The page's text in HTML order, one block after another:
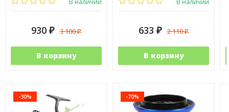
В наличии
930 ₽ 3 100₽
В корзину
В наличии
633 ₽ 2 110₽
В корзину
-30% -70%